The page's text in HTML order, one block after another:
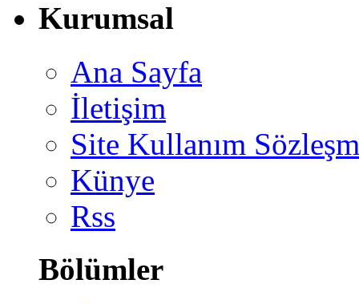
Kurumsal
Ana Sayfa
İletişim
Site Kullanım
Künye
Rss
Bölümler